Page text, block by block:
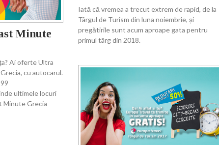
Minute
Ai oferte Ultra
cu autocarul.
ultimele locuri
Minute Grecia
Iată că vremea a trecut extrem de rapid, de la
Târgul de Turism din luna noiembrie, și
pregătirile sunt acum aproape gata pentru
primul târg din 2018.